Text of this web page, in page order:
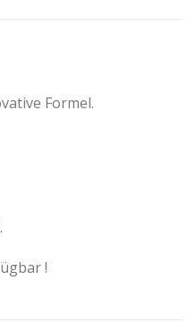
Formel.
!